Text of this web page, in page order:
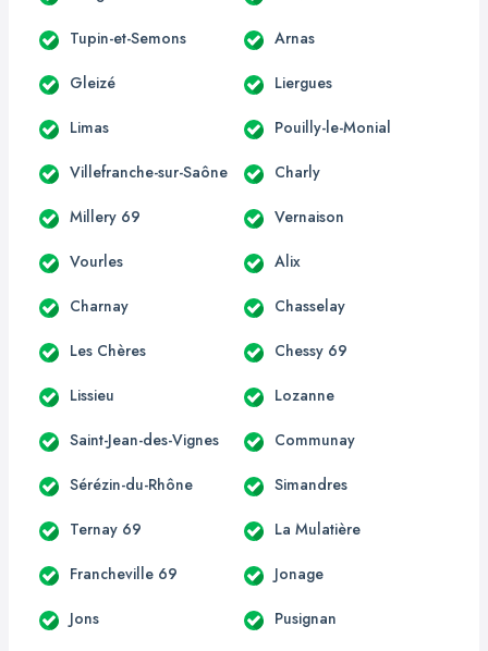
Tupin-et-Semons Arnas
Gleizé Liergues
Limas Pouilly-le-Monial
Villefranche-sur-Saône Charly
Millery 69 Vernaison
Vourles Alix
Charnay Chasselay
Les Chères Chessy 69
Lissieu Lozanne
Saint-Jean-des-Vignes Communay
Sérézin-du-Rhône Simandres
Ternay 69 La Mulatière
Francheville 69 Jonage
Jons Pusignan